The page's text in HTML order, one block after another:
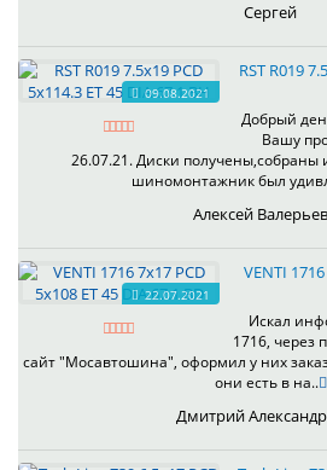
Сергей
09.08.2021
RST R019
Добрый
Вашу
26.07.21. Диски получены,собраны
шиномонтажник был
Алексей
22.07.2021
VENTI
Искал
1716, через
сайт "Мосавтошина", оформил у них
они есть в на..
Дмитрий